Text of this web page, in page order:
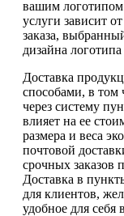
вашим
услуги зависит
заказа,
дизайна
Доставка
способами, в том
через систему
влияет на ее
размера и веса
почтовой
срочных заказов
Доставка в
для клиентов,
удобное для себя